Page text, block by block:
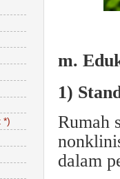
m.
1)
Rumah
dalam
*)